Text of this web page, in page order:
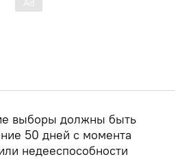
выборы должны быть
50 дней с момента
недееспособности